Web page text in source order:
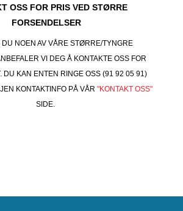
OSS FOR PRIS VED STØRRE
FORSENDELSER
DU NOEN AV VÅRE STØRRE/TYNGRE
VI DEG Å KONTAKTE OSS FOR
DU KAN ENTEN RINGE OSS (91 92 05 91)
KONTAKTINFO PÅ VÅR "KONTAKT OSS"
SIDE.